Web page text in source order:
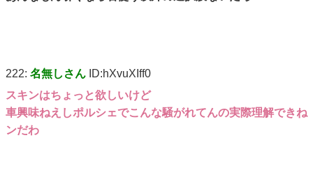
222: 名無しさん ID:hXvuXIff0
スキンはちょっと欲しいけど
車興味ねえしポルシェでこんな騒がれてんの実際理解できね
ンだわ